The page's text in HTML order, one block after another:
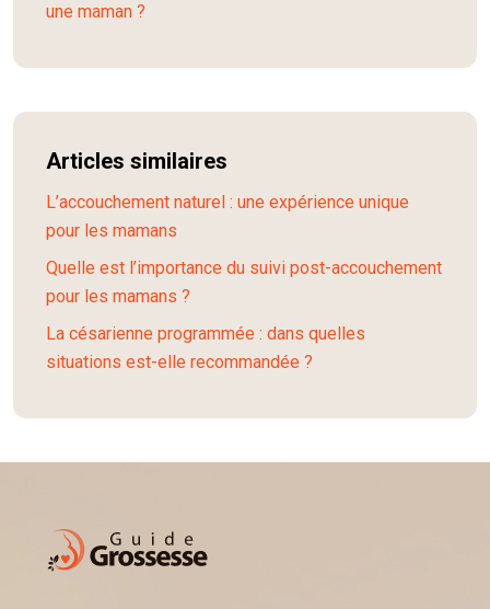
une maman ?
Articles similaires
L’accouchement naturel : une expérience unique
pour les mamans
Quelle est l’importance du suivi post-accouchement
pour les mamans ?
La césarienne programmée : dans quelles
situations est-elle recommandée ?